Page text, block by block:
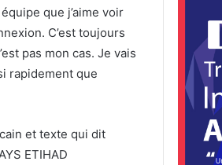
que j’aime voir
C’est toujours
pas mon cas. Je vais
rapidement que